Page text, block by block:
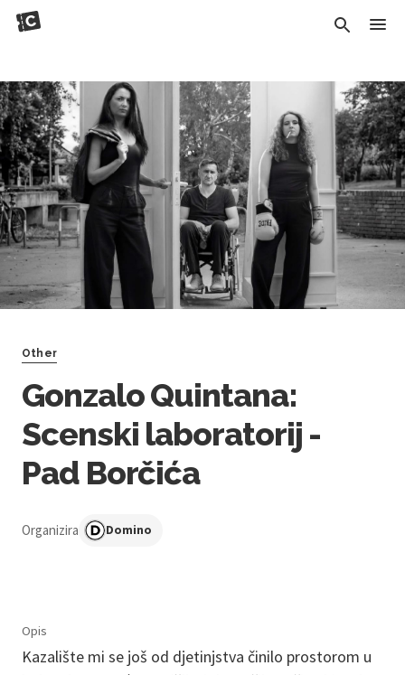
Other
Gonzalo Quintana:
Scenski laboratorij -
Pad Borčića
Organizira Domino
Opis
Kazalište mi se još od djetinjstva činilo prostorom u